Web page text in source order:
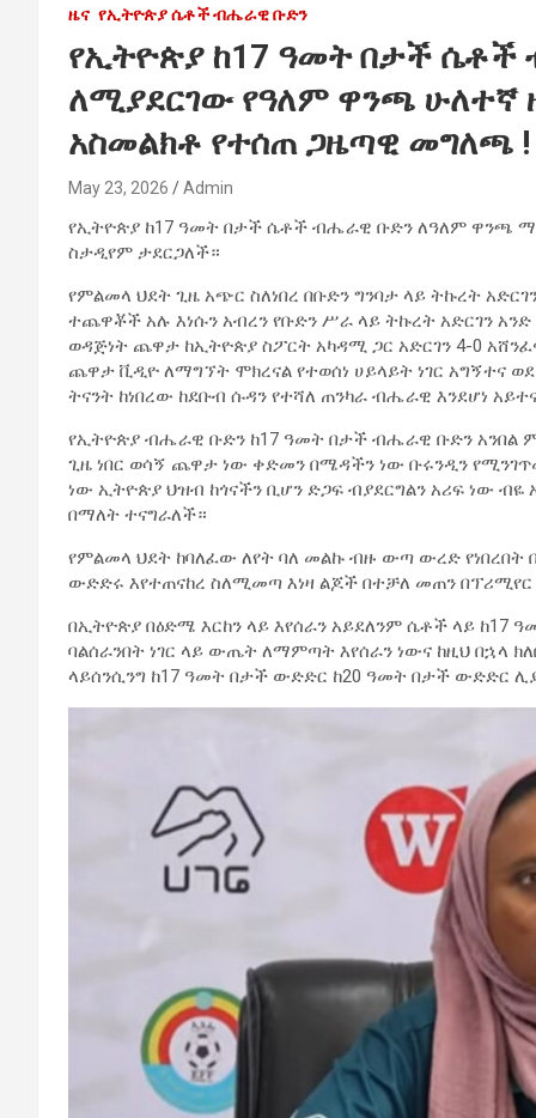
ዜና የኢትዮጵያ ሴቶች ብሔራዊ ቡድን
የኢትዮጵያ ከ17 ዓመት በታች ሴቶች
ለሚያደርገው የዓለም ዋንጫ ሁለተኛ
አስመልክቶ የተሰጠ ጋዜጣዊ መግለጫ !
May 23, 2026 Admin
የኢትዮጵያ ከ17 ዓመት በታች ሴቶች ብሔራዊ ቡድን ለዓለም ዋንጫ
ስታዲየም ታደርጋለች።
የምልመላ ህደት ጊዜ አጭር ስለነበረ በቡድን ግንባታ ላይ ትኩረት
ተጨዋቾች አሉ እነሱን አብረን የቡድን ሥራ ላይ ትኩረት አድርገን
ወዳጅነት ጨዋታ ከኢትዮጵያ ስፖርት አካዳሚ ጋር አድርገን 4-0
ጨዋታ ቪዲዮ ለማግኘት ሞክረናል የተወሰነ ሀይላይት ነገር አግኝተና
ትናንት ከነበረው ከደቡብ ሱዳን የተሻለ ጠንካራ ብሔራዊ እንደሆነ
የኢትዮጵያ ብሔራዊ ቡድን ከ17 ዓመት በታች ብሔራዊ ቡድን አንበል
ጊዜ ነበር ወሳኝ ጨዋታ ነው ቀድመን በሜዳችን ነው ቡሩንዲን
ነው ኢትዮጵያ ህዝብ ከጎናችን ቢሆን ድጋፍ ብያደርግልን አሪፍ ነው ብዬ
በማለት ተናግራለች።
የምልመላ ህደት ከባለፈው ለየት ባለ መልኩ ብዙ ውጣ ውረድ
ውድድሩ እየተጠናከረ ስለሚመጣ እነዛ ልጆች በተቻለ መጠን
በኢትዮጵያ በዕድሜ እርከን ላይ እየሰራን አይደለንም ሴቶች ላይ
ባልሰራንበት ነገር ላይ ውጤት ለማምጣት እየሰራን ነውና ከዚህ በኋላ
ላይሰንሲንግ ከ17 ዓመት በታች ውድድር ከ20 ዓመት በታች ውድድር